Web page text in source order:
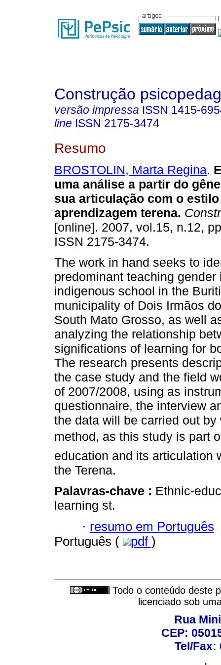
Construção
versão impressa ISSN 1415-
line ISSN 2175-3474
Resumo
BROSTOLIN, Marta Regina.
uma análise a partir do
sua articulação com o
aprendizagem terena.
[online]. 2007, vol.15, n.12,
ISSN 2175-3474.
The work in hand seeks to
predominant teaching gender
indigenous school in the
municipality of Dois Irmãos
South Mato Grosso, as well
analyzing the relationship
significations of learning for
The research presents
the case study and the field
of 2007/2008, using as
questionnaire, the interview
the data will be carried out
method, as this study is part
education and its articulation
the Terena.
Palavras-chave : Ethnic-
learning st.
· resumo em Português
Português (
pdf )
Todo o conteúdo deste
licenciado sob
Rua
CEP:
Tel/Fax: